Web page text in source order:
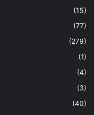
(15)
(77)
(279)
(1)
(4)
(3)
(40)